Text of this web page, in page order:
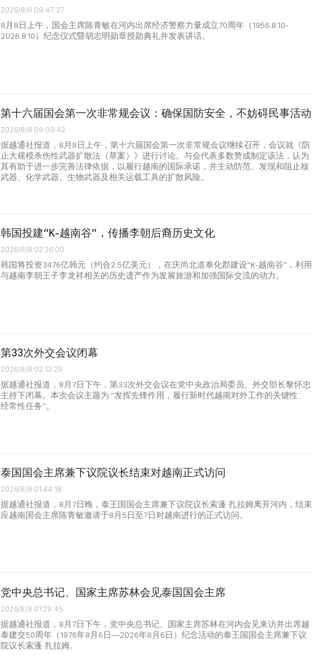
2026/8/8 09:47:27
8月8日上午，国会主席陈青敏在河内出席经济警察力量成立70周年（1956.8.10-
2026.8.10）纪念仪式暨胡志明勋章授勋典礼并发表讲话。
第十六届国会第一次非常规会议：确保国防安全，不妨碍民事活动
2026/8/8 09:09:42
据越通社报道，8月8日上午，第十六届国会第一次非常规会议继续召开，会议就《防
止大规模杀伤性武器扩散法（草案）》进行讨论。与会代表多数赞成制定该法，认为
其有助于进一步完善法律依据，以履行越南的国际承诺，并主动防范、发现和阻止核
武器、化学武器、生物武器及相关运载工具的扩散风险。
韩国投建“K-越南谷”，传播李朝后裔历史文化
2026/8/8 02:36:00
韩国将投资3476亿韩元（约合2.5亿美元），在庆尚北道奉化郡建设“K-越南谷”，利用
与越南李朝王子李龙祥相关的历史遗产作为发展旅游和加强国际交流的动力。
第33次外交会议闭幕
2026/8/8 02:13:29
据越通社报道，8月7日下午，第33次外交会议在党中央政治局委员、外交部长黎怀忠
主持下闭幕。本次会议主题为 “发挥先锋作用，履行新时代越南对外工作的关键性、
经常性任务”。
泰国国会主席兼下议院议长结束对越南正式访问
2026/8/8 01:44:18
据越通社报道，8月7日晚，泰王国国会主席兼下议院议长索蓬·扎拉姆离开河内，结束
应越南国会主席陈青敏邀请于8月5日至7日对越南进行的正式访问。
党中央总书记、国家主席苏林会见泰国国会主席
2026/8/8 01:29:45
据越通社报道，8月7日下午，党中央总书记、国家主席苏林在河内会见来访并出席越
泰建交50周年（1976年8月6日—2026年8月6日）纪念活动的泰王国国会主席兼下议
院议长索蓬·扎拉姆。